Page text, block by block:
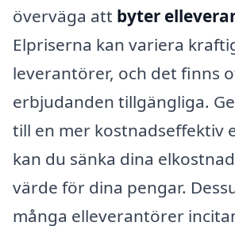
överväga att byter
Elpriserna kan variera
leverantörer, och det finns
erbjudanden tillgängliga.
till en mer kostnadseffektiv
kan du sänka dina
värde för dina pengar.
många elleverantörer